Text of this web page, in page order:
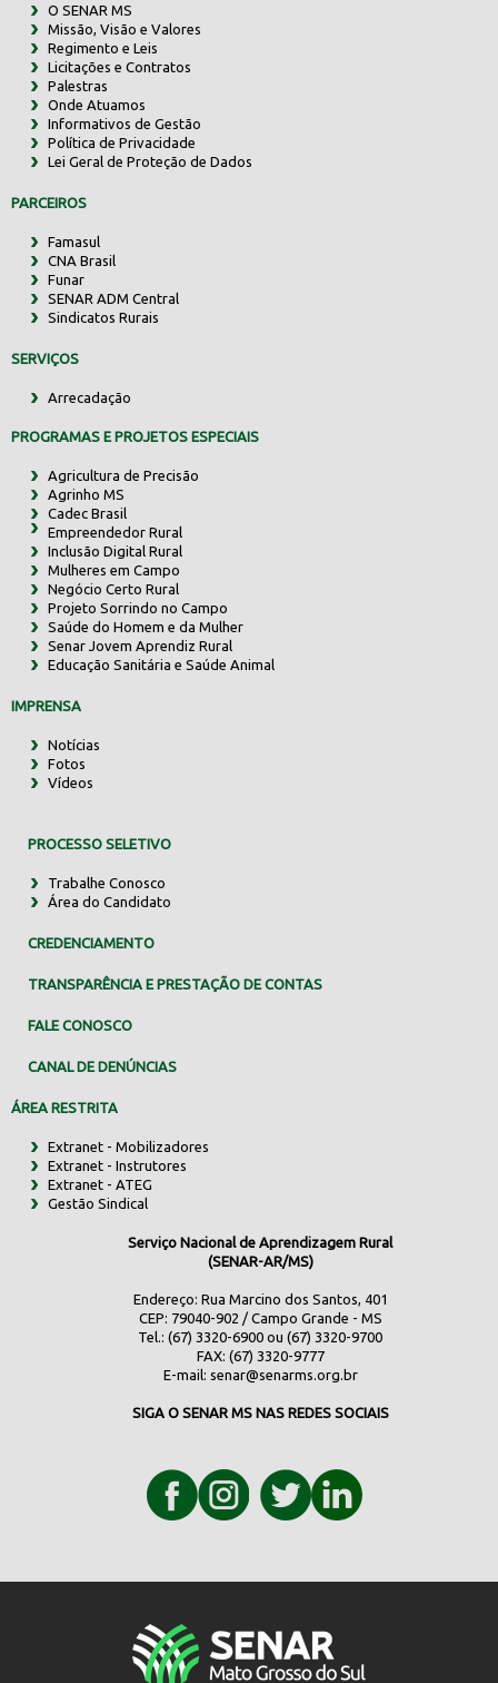
O SENAR MS
Missão, Visão e Valores
Regimento e Leis
Licitações e Contratos
Palestras
Onde Atuamos
Informativos de Gestão
Política de Privacidade
Lei Geral de Proteção de Dados
PARCEIROS
Famasul
CNA Brasil
Funar
SENAR ADM Central
Sindicatos Rurais
SERVIÇOS
Arrecadação
PROGRAMAS E PROJETOS ESPECIAIS
Agricultura de Precisão
Agrinho MS
Cadec Brasil
Empreendedor Rural
Inclusão Digital Rural
Mulheres em Campo
Negócio Certo Rural
Projeto Sorrindo no Campo
Saúde do Homem e da Mulher
Senar Jovem Aprendiz Rural
Educação Sanitária e Saúde Animal
IMPRENSA
Notícias
Fotos
Vídeos
PROCESSO SELETIVO
Trabalhe Conosco
Área do Candidato
CREDENCIAMENTO
TRANSPARÊNCIA E PRESTAÇÃO DE CONTAS
FALE CONOSCO
CANAL DE DENÚNCIAS
ÁREA RESTRITA
Extranet - Mobilizadores
Extranet - Instrutores
Extranet - ATEG
Gestão Sindical
Serviço Nacional de Aprendizagem Rural
(SENAR-AR/MS)
Endereço: Rua Marcino dos Santos, 401
CEP: 79040-902 / Campo Grande - MS
Tel.: (67) 3320-6900 ou (67) 3320-9700
FAX: (67) 3320-9777
E-mail: senar@senarms.org.br
SIGA O SENAR MS NAS REDES SOCIAIS